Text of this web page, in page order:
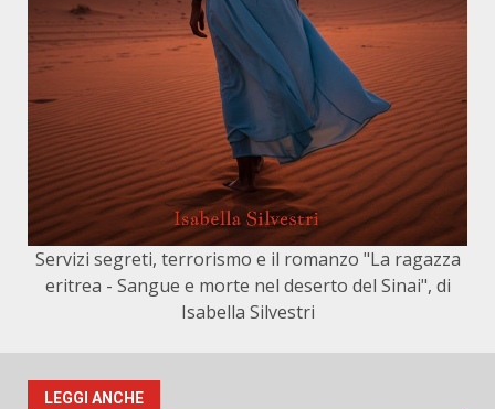
Servizi segreti, terrorismo e il romanzo "La ragazza
eritrea - Sangue e morte nel deserto del Sinai", di
Isabella Silvestri
LEGGI ANCHE